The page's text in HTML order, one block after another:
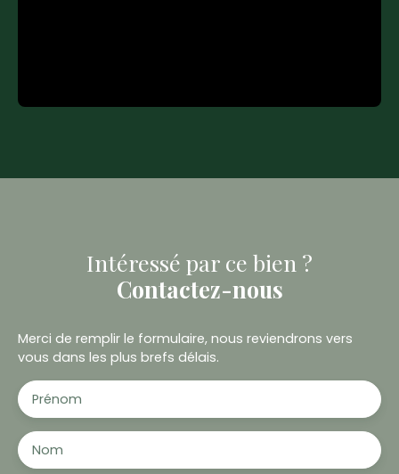
Intéressé par ce bien ?
Contactez-nous
Merci de remplir le formulaire, nous reviendrons vers
vous dans les plus brefs délais.
Prénom
Nom